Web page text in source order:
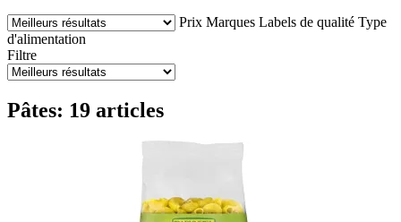
Prix Marques Labels de qualité Type
d'alimentation
Filtre
Pâtes: 19 articles